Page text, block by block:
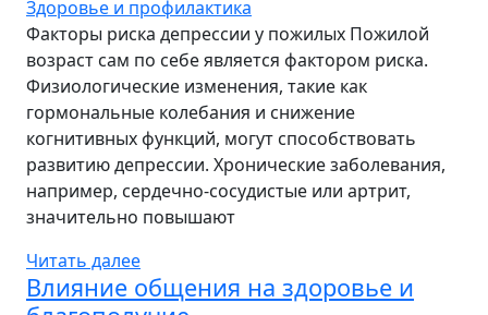
Здоровье и профилактика
Факторы риска депрессии у пожилых Пожилой
возраст сам по себе является фактором риска.
Физиологические изменения, такие как
гормональные колебания и снижение
когнитивных функций, могут способствовать
развитию депрессии. Хронические заболевания,
например, сердечно-сосудистые или артрит,
значительно повышают
Читать далее
Влияние общения на здоровье и